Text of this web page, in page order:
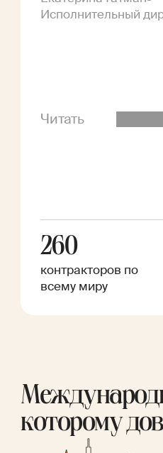
Исполнительный
Читать
260
контракторов по
всему миру
которому